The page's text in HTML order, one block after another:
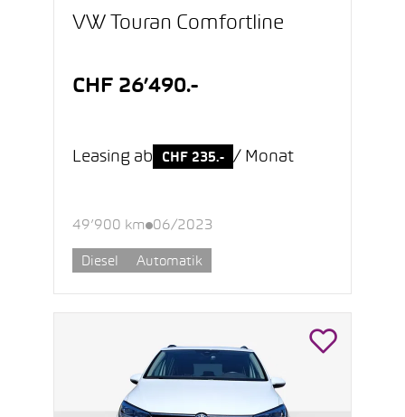
VW Touran Comfortline
CHF 26’490.-
Leasing ab CHF 235.- / Monat
49’900 km 06/2023
Diesel Automatik